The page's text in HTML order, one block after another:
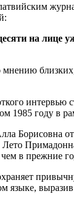
на лице
интервью
1985 году в
Борисовна
в прежние
языке,